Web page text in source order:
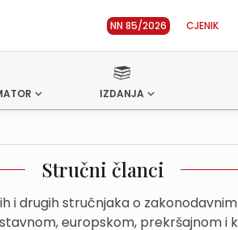
NN 85/2026 CJENIK
IZDANJA
Stručni članci
i drugih stručnjaka o
europskom, prekršajnom i